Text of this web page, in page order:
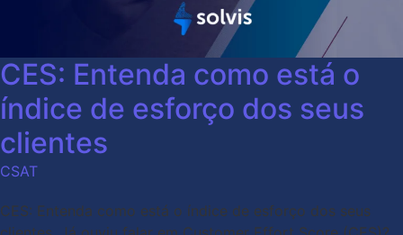
CES: Entenda como está o
índice de esforço dos seus
clientes
CSAT
CES: Entenda como está o índice de esforço dos seus